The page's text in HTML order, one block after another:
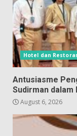
Hotel dan
Antusiasme
Sudirman
August 6, 2026